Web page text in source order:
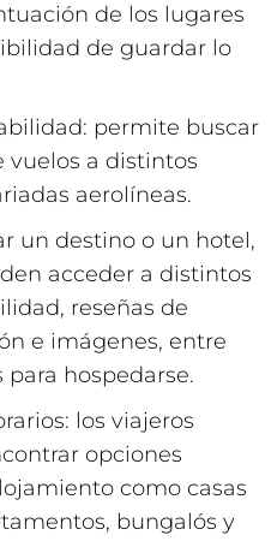
de los lugares
de guardar lo
permite buscar
a distintos
aerolíneas.
un destino o un hotel,
acceder a distintos
reseñas de
e imágenes, entre
hospedarse.
los viajeros
opciones
como casas
bungalós y